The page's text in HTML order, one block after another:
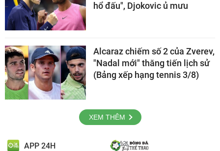
hổ đấu", Djokovic ủ mưu
Alcaraz chiếm số 2 của Zverev,
"Nadal mới" thăng tiến lịch sử
(Bảng xếp hạng tennis 3/8)
XEM THÊM
APP 24H